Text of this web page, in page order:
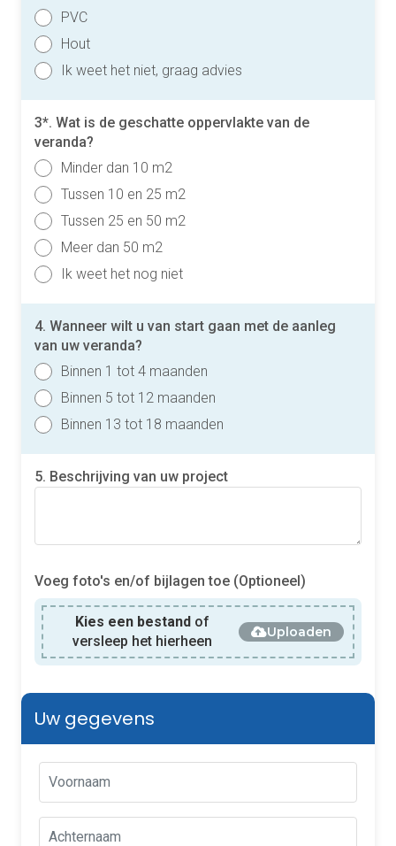
PVC
Hout
Ik weet het niet, graag advies
3*. Wat is de geschatte oppervlakte van de
veranda?
Minder dan 10 m2
Tussen 10 en 25 m2
Tussen 25 en 50 m2
Meer dan 50 m2
Ik weet het nog niet
4. Wanneer wilt u van start gaan met de aanleg
van uw veranda?
Binnen 1 tot 4 maanden
Binnen 5 tot 12 maanden
Binnen 13 tot 18 maanden
5. Beschrijving van uw project
Voeg foto's en/of bijlagen toe (Optioneel)
Kies een bestand of
versleep het hierheen
Uploaden
Uw gegevens